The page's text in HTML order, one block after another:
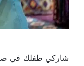
شاركي طفلك في